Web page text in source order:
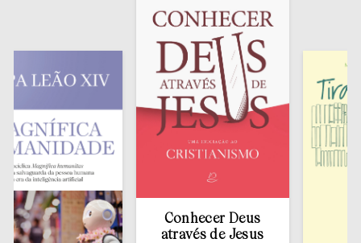
Conhecer Deus
através de Jesus